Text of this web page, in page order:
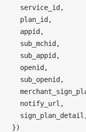
service_id ,
plan_id ,
appid ,
sub_mchid ,
sub_appid ,
openid ,
sub_openid ,
notify_url ,
sign_plan_detail
})